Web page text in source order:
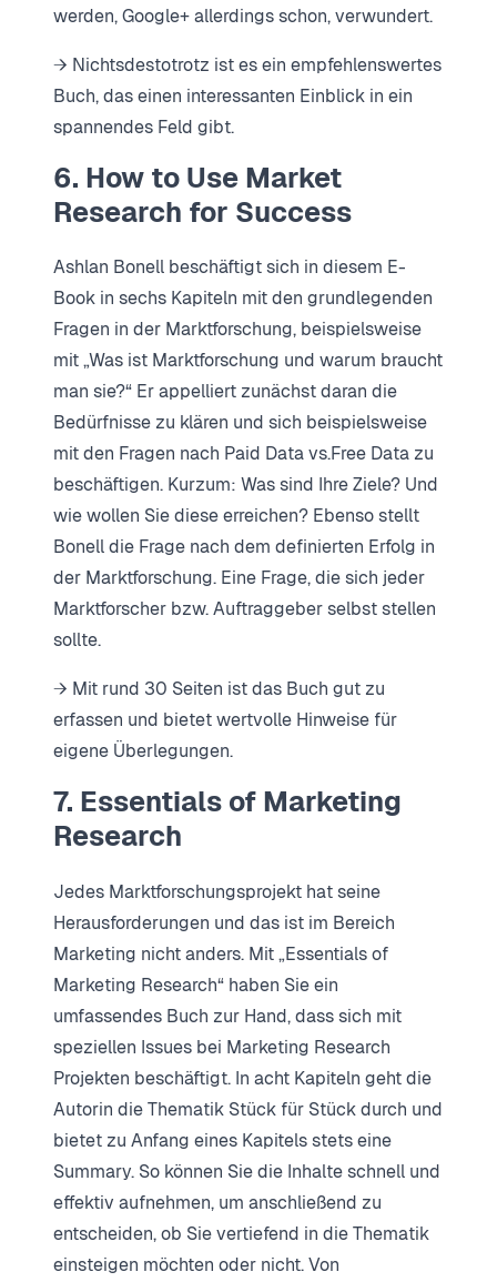
werden, Google+ allerdings schon, verwundert.
→ Nichtsdestotrotz ist es ein empfehlenswertes
Buch, das einen interessanten Einblick in ein
spannendes Feld gibt.
6. How to Use Market
Research for Success
Ashlan Bonell beschäftigt sich in diesem E-
Book in sechs Kapiteln mit den grundlegenden
Fragen in der Marktforschung, beispielsweise
mit „Was ist Marktforschung und warum braucht
man sie?“ Er appelliert zunächst daran die
Bedürfnisse zu klären und sich beispielsweise
mit den Fragen nach Paid Data vs.Free Data zu
beschäftigen. Kurzum: Was sind Ihre Ziele? Und
wie wollen Sie diese erreichen? Ebenso stellt
Bonell die Frage nach dem definierten Erfolg in
der Marktforschung. Eine Frage, die sich jeder
Marktforscher bzw. Auftraggeber selbst stellen
sollte.
→ Mit rund 30 Seiten ist das Buch gut zu
erfassen und bietet wertvolle Hinweise für
eigene Überlegungen.
7. Essentials of Marketing
Research
Jedes Marktforschungsprojekt hat seine
Herausforderungen und das ist im Bereich
Marketing nicht anders. Mit „Essentials of
Marketing Research“ haben Sie ein
umfassendes Buch zur Hand, dass sich mit
speziellen Issues bei Marketing Research
Projekten beschäftigt. In acht Kapiteln geht die
Autorin die Thematik Stück für Stück durch und
bietet zu Anfang eines Kapitels stets eine
Summary. So können Sie die Inhalte schnell und
effektiv aufnehmen, um anschließend zu
entscheiden, ob Sie vertiefend in die Thematik
einsteigen möchten oder nicht. Von